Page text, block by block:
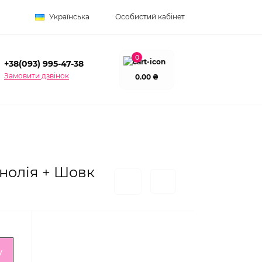
Українська Особистий кабінет
+38(093) 995-47-38
Замовити дзвінок
0
0.00 ₴
+ Шовк